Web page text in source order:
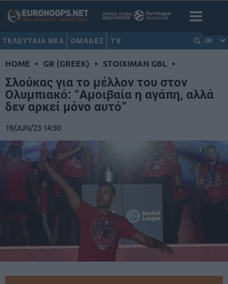
ΤΕΛΕΥΤΑΙΑ ΝΕΑ ΟΜΑΔΕΣ TV GR
HOME • GR (GREEK) • STOIXIMAN GBL •
Σλούκας για το μέλλον του στον
Ολυμπιακό: “Αμοιβαία η αγάπη, αλλά
δεν αρκεί μόνο αυτό”
19/JUN/23 14:30